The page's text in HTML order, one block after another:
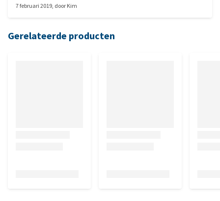
7 februari 2019, doorKim
Gerelateerde producten